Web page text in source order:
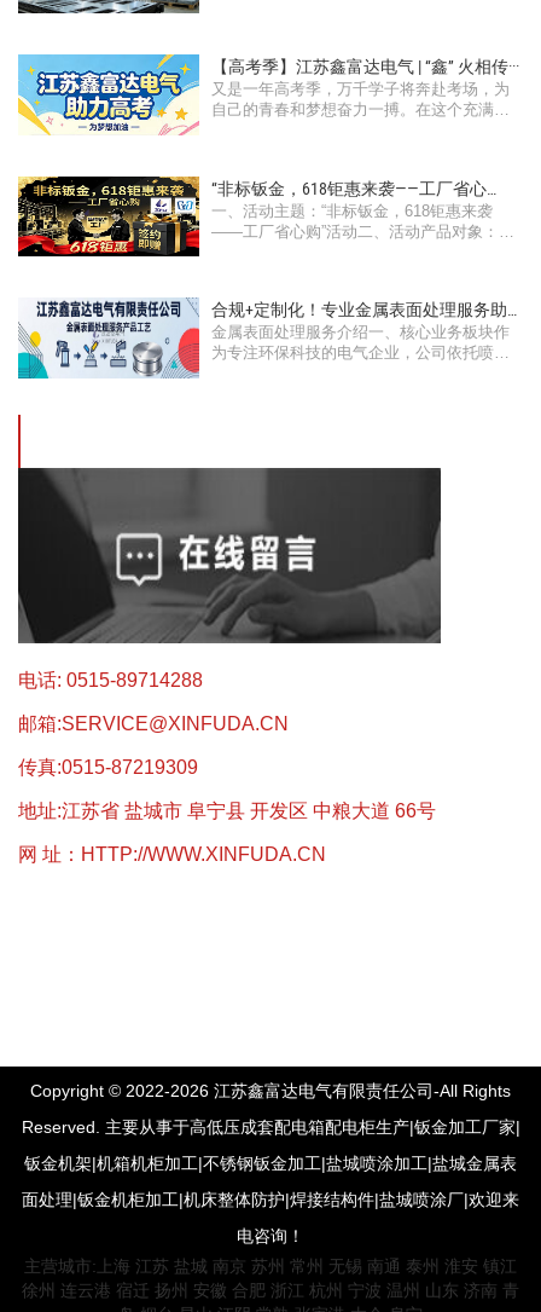
【高考季】江苏鑫富达电气 | “鑫” 火相传···
又是一年高考季，万千学子将奔赴考场，为
自己的青春和梦想奋力一搏。在这个充满希
“非标钣金，618钜惠来袭——工厂省心
购”活···
一、活动主题：“非标钣金，618钜惠来袭
——工厂省心购”活动二、活动产品对象：所
合规+定制化！专业金属表面处理服务助
力绿色···
金属表面处理服务介绍一、核心业务板块作
为专注环保科技的电气企业，公司依托喷涂
电话: 0515-89714288
邮箱:SERVICE@XINFUDA.CN
传真:0515-87219309
地址:江苏省 盐城市 阜宁县 开发区 中粮大道 66号
网 址： HTTP://WWW.XINFUDA.CN
Copyright © 2022-2026 江苏鑫富达电气有限责任公司-All Rights
Reserved. 主要从事于高低压成套配电箱配电柜生产|钣金加工厂家|
钣金机架|机箱机柜加工|不锈钢钣金加工|盐城喷涂加工|盐城金属表
面处理|钣金机柜加工|机床整体防护|焊接结构件|盐城喷涂厂|欢迎来
电咨询！
主营城市: 上海 江苏 盐城 南京 苏州 常州 无锡 南通 泰州 淮安 镇江
徐州 连云港 宿迁 扬州 安徽 合肥 浙江 杭州 宁波 温州 山东 济南 青